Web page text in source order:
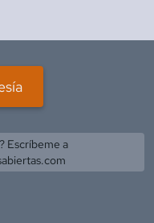
Escríbeme a